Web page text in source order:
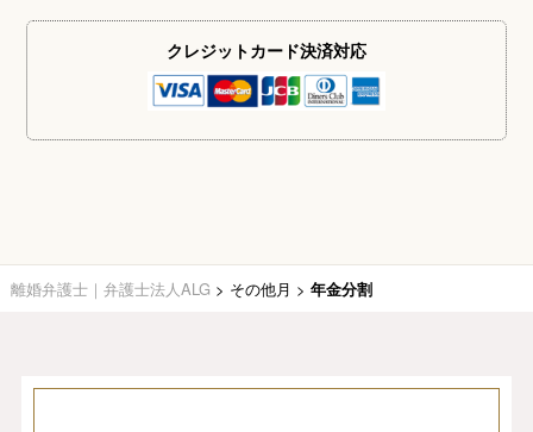
クレジットカード決済対応
離婚弁護士｜弁護士法人ALG > その他月 > 年金分割